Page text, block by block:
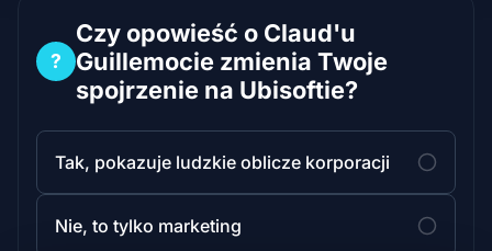
?
Czy opowieść o Claud'u
Guillemocie zmienia Twoje
spojrzenie na Ubisoftie?
Tak, pokazuje ludzkie oblicze korporacji
Nie, to tylko marketing